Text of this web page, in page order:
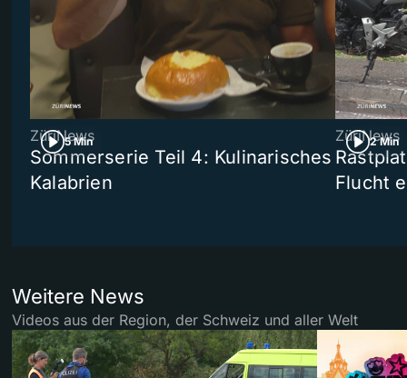
5 Min
ZüriNews
Sommerserie Teil 4: Kulinarisches
Kalabrien
2 Min
ZüriNews
Flucht
Weitere News
Videos aus der Region, der Schweiz und aller Welt